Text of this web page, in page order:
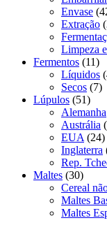
Envase
Extração
Limpeza
Fermentos (11)
Líquidos
Secos (7)
Lúpulos (51)
Alemanha
Austrália
EUA (24)
Inglaterra
Rep.
Maltes (30)
Cereal
Maltes
Maltes